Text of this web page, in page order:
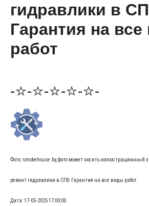
гидравлики в
Гарантия на
работ
-⭐-⭐-⭐-⭐-⭐-
Фото: smokehouse.by, фото может носить иллюстрационный
ремонт гидравлики в СПб: Гарантия на все виды работ
Дата: 17-05-2025 17:00:00